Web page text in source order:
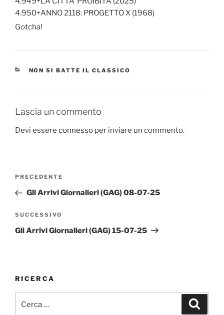
4.950+ANNO 2118: PROGETTO X (1968)
Gotcha!
CATEGORIE
NON SI BATTE IL CLASSICO
Lascia un commento
Devi essere connesso per inviare un commento.
Navigazione
Articolo
precedente:
PRECEDENTE
Gli Arrivi Giornalieri (GAG) 08-07-25
Articolo
successivo
SUCCESSIVO
Gli Arrivi Giornalieri (GAG) 15-07-25
RICERCA